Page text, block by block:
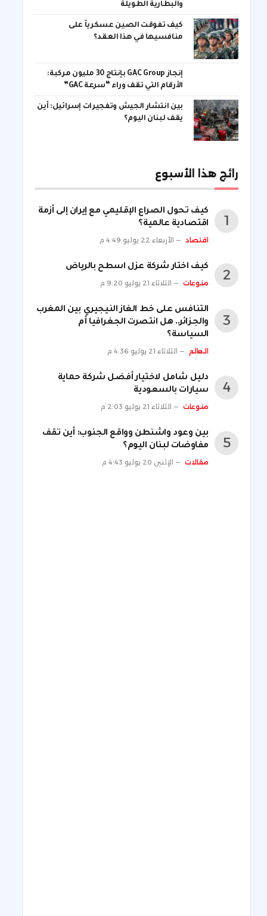
والبطارية الطويلة
كيف تفوقت الصين عسكرياً على
منافسيها في هذا العقد؟
إنجاز GAC Group بإنتاج 30 مليون مركبة:
الأرقام التي تقف وراء “سرعة GAC”
بين انتشار الجيش وتفجيرات إسرائيل: أين
يقف لبنان اليوم؟
رائج هذا الأسبوع
كيف تحول الصراع الإقليمي مع إيران إلى أزمة
اقتصادية عالمية؟
اقتصاد الأربعاء 22 يوليو 4:49 م
كيف اختار شركة عزل اسطح بالرياض
منوعات الثلاثاء 21 يوليو 9:20 م
التنافس على خط الغاز النيجيري بين المغرب
والجزائر.. هل انتصرت الجغرافيا أم
السياسة؟
العالم الثلاثاء 21 يوليو 4:36 م
دليل شامل لاختيار أفضل شركة حماية
سيارات بالسعودية
منوعات الثلاثاء 21 يوليو 2:03 م
بين وعود واشنطن وواقع الجنوب: أين تقف
مفاوضات لبنان اليوم؟
مقالات الإثنين 20 يوليو 4:43 م